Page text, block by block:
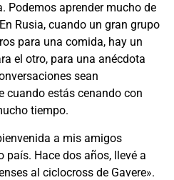
Podemos aprender mucho de
Rusia, cuando un gran grupo
para una comida, hay un
el otro, para una anécdota
sean
cuando estás cenando con
tiempo.
a mis amigos
Hace dos años, llevé a
al ciclocross de Gavere».